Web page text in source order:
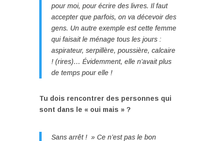
pour moi, pour écrire des livres. Il faut
accepter que parfois, on va décevoir des
gens. Un autre exemple est cette femme
qui faisait le ménage tous les jours :
aspirateur, serpillère, poussière, calcaire
! (rires)… Évidemment, elle n’avait plus
de temps pour elle !
Tu dois rencontrer des personnes qui
sont dans le « oui mais » ?
Sans arrêt ! » Ce n’est pas le bon